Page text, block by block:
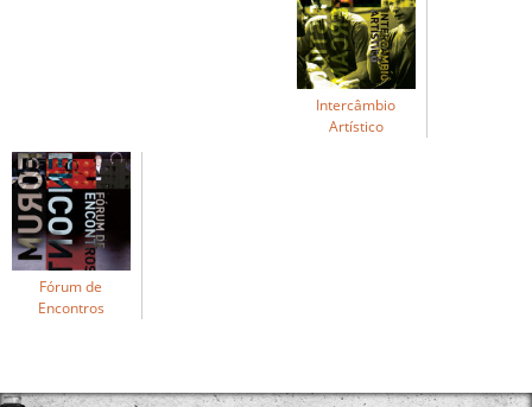
Intercâmbio
Artístico
Fórum de
Encontros